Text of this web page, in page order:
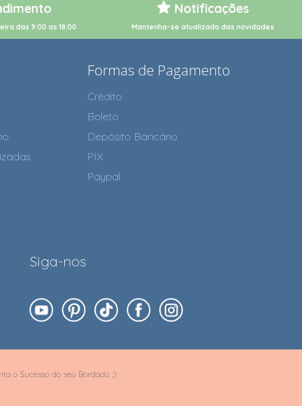
das 9:00 as 18:00
Notificações
Mantenha-se atualizado das novidades
Formas de Pagamento
Crédito
Boleto
Depósito Bancário
PIX
Paypal
Siga-nos
o Sucesso do seu Bordado ;)